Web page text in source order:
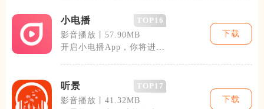
小电播
TOP16
影音播放丨57.90MB
开启小电播App，你将进入
下载
听景
TOP17
影音播放丨41.32MB
下载